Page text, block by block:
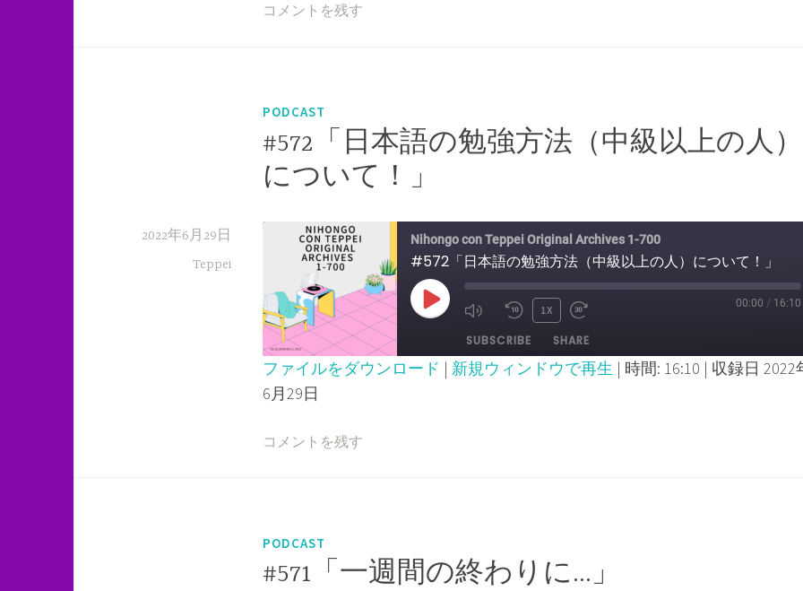
コメントを残す
PODCAST
#572「日本語の勉強方法（中級以上の人）
について！」
2022年6月29日
Teppei
Nihongo con Teppei Original Archives 1-700
#572「日本語の勉強方法（中級以上の人）について！」
PLAY
EPISODE
MUTE/UNMUTE
EPISODE
REWIND
10
1X
FORWARD
00:00 / 16:10
SUBSCRIBE SHARE
SHARE
ファイルをダウンロード | 新規ウィンドウで再生 | 時間: 16:10 | 収録日 2022
6月29日
コメントを残す
PODCAST
#571「一週間の終わりに…」